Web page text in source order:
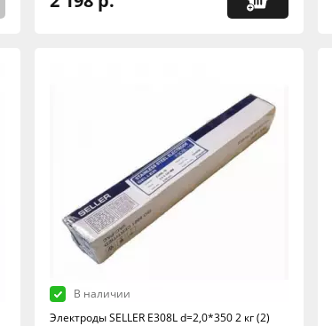
В наличии
Электроды SELLER E308L d=2,0*350 2 кг (2)